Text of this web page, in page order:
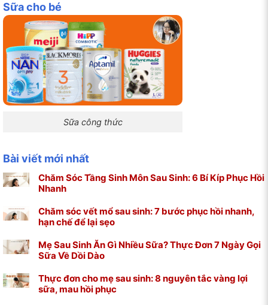
Sữa cho bé
Sữa công thức
Bài viết mới nhất
Chăm Sóc Tầng Sinh Môn Sau Sinh: 6 Bí Kíp Phục Hồi
Nhanh
Chăm sóc vết mổ sau sinh: 7 bước phục hồi nhanh,
hạn chế để lại sẹo
Mẹ Sau Sinh Ăn Gì Nhiều Sữa? Thực Đơn 7 Ngày Gọi
Sữa Về Dồi Dào
Thực đơn cho mẹ sau sinh: 8 nguyên tắc vàng lợi
sữa, mau hồi phục